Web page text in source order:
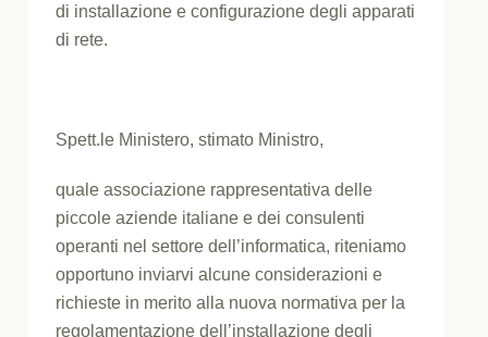
di installazione e configurazione degli apparati
di rete.
Spett.le Ministero, stimato Ministro,
quale associazione rappresentativa delle
piccole aziende italiane e dei consulenti
operanti nel settore dell’informatica, riteniamo
opportuno inviarvi alcune considerazioni e
richieste in merito alla nuova normativa per la
regolamentazione dell’installazione degli